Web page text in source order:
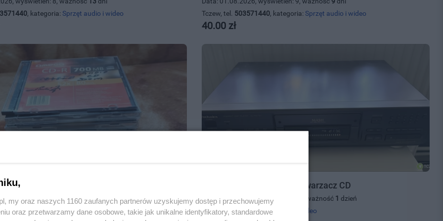
, kategoria: Sprzęt audio i wideo
Tczew, tel. 503571440, kategoria: Sprzęt audio i wideo
40.00 zł
z muzyką
wyświetleń: 21, ważność9dni
, kategoria:Sprzęt audio i wideo
Technics SL - PS770A Odtwarzacz CD
Data: 24.07.2026, wyświetleń: 31, ważność 1 dzień
Tczew, kategoria:Sprzęt audio i wideo
my oraz naszych 1160 zaufanych partnerów uzyskujemy dostęp i przechowujemy
oraz przetwarzamy dane osobowe, takie jak unikalne identyfikatory, standardowe